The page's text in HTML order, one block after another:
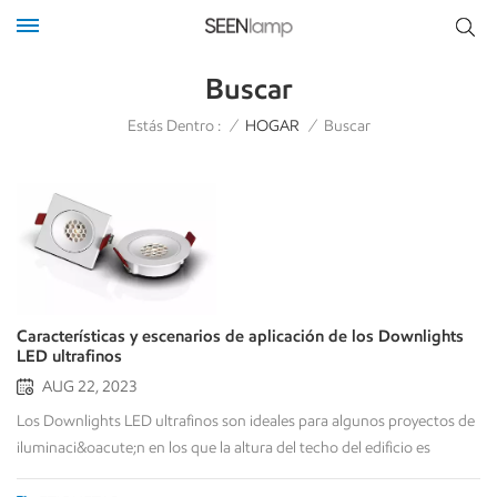
Buscar
Estás Dentro : / HOGAR / Buscar
Características y escenarios de aplicación de los Downlights
LED ultrafinos
AUG 22, 2023
Los Downlights LED ultrafinos son ideales para algunos proyectos de
iluminaci&oacute;n en los que la altura del techo del edificio es
limitada. Seenlamp proporciona el Downlight con una altura del